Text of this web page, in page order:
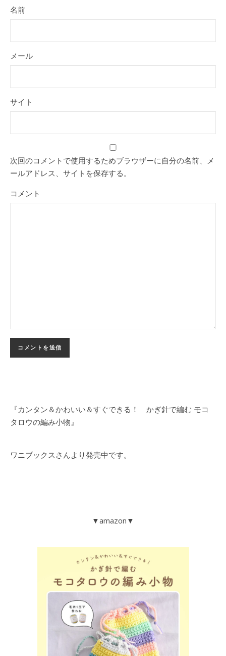
名前
メール
サイト
次回のコメントで使用するためブラウザーに自分の名前、メ
ールアドレス、サイトを保存する。
コメント
『カンタン＆かわいい＆すぐできる！ かぎ針で編む モコ
タロウの編み小物』
ワニブックスさんより発売中です。
▼amazon▼